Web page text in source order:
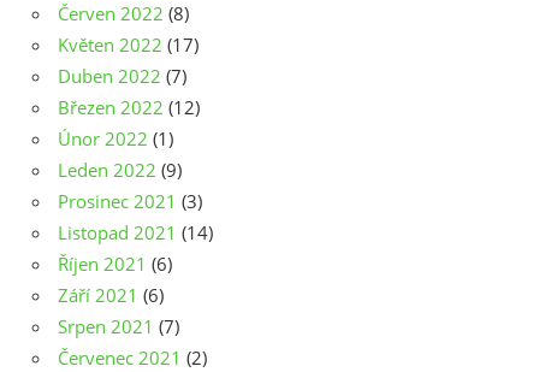
Červen 2022 (8)
Květen 2022 (17)
Duben 2022 (7)
Březen 2022 (12)
Únor 2022 (1)
Leden 2022 (9)
Prosinec 2021 (3)
Listopad 2021 (14)
Říjen 2021 (6)
Září 2021 (6)
Srpen 2021 (7)
Červenec 2021 (2)